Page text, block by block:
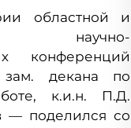
областной и
научно-
конференций
декана по
к.и.н. П.Д.
— поделился со